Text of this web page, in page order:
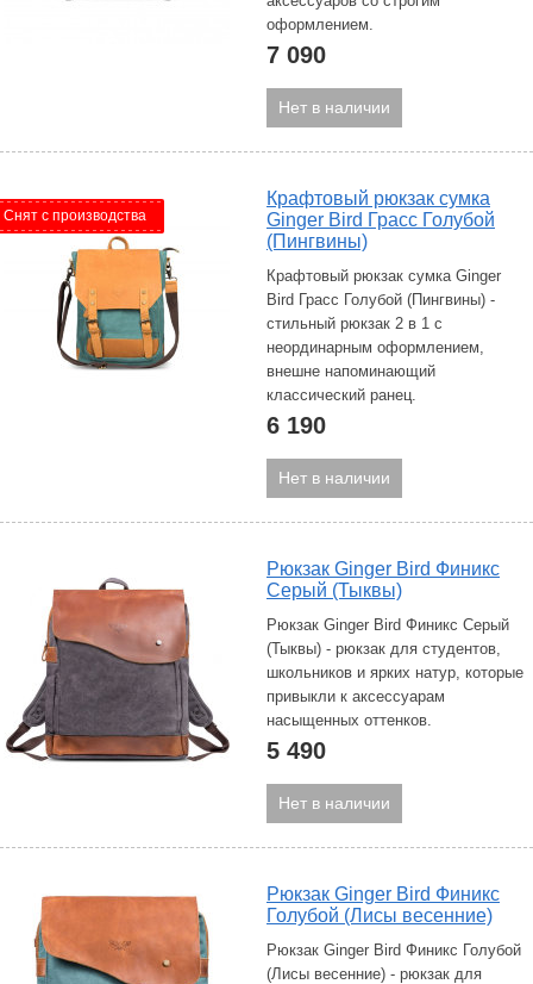
оформлением.
7 090
Нет в наличии
Снят с производства
Крафтовый рюкзак сумка
Ginger Bird Грасс Голубой
(Пингвины)
Крафтовый рюкзак сумка Ginger
Bird Грасс Голубой (Пингвины) -
стильный рюкзак 2 в 1 с
неординарным оформлением,
внешне напоминающий
классический ранец.
6 190
Нет в наличии
Рюкзак Ginger Bird Финикс
Серый (Тыквы)
Рюкзак Ginger Bird Финикс Серый
(Тыквы) - рюкзак для студентов,
школьников и ярких натур, которые
привыкли к аксессуарам
насыщенных оттенков.
5 490
Нет в наличии
Рюкзак Ginger Bird Финикс
Голубой (Лисы весенние)
Рюкзак Ginger Bird Финикс Голубой
(Лисы весенние) - рюкзак для